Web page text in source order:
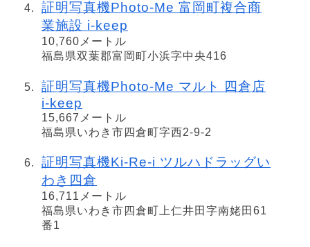
証明写真機Photo-Me 富岡町複合商
業施設 i-keep
10,760メートル
福島県双葉郡富岡町小浜字中央416
証明写真機Photo-Me マルト 四倉店
i-keep
15,667メートル
福島県いわき市四倉町字西2-9-2
証明写真機Ki-Re-i ツルハドラッグい
わき四倉
16,711メートル
福島県いわき市四倉町上仁井田字南姥田61
番1